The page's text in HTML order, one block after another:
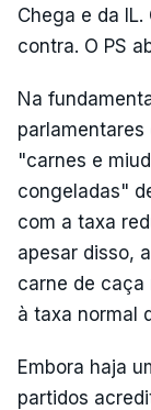
Chega e da IL.
contra. O PS
Na
parlamentares
"carnes e
congeladas"
com a taxa
apesar disso,
carne de caça
à taxa normal
Embora haja
partidos